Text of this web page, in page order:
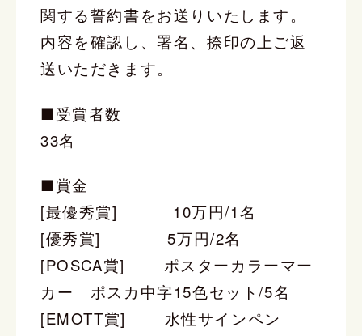
関する誓約書をお送りいたします。
内容を確認し、署名、捺印の上ご返
送いただきます。
■受賞者数
33名
■賞金
[最優秀賞] 10万円/1名
[優秀賞] 5万円/2名
[POSCA賞] ポスターカラーマー
カー ポスカ中字15色セット/5名
[EMOTT賞] 水性サインペン